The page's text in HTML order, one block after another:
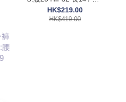
腰30 HIP36 長15 $419
HK$219.00
HK$419.00